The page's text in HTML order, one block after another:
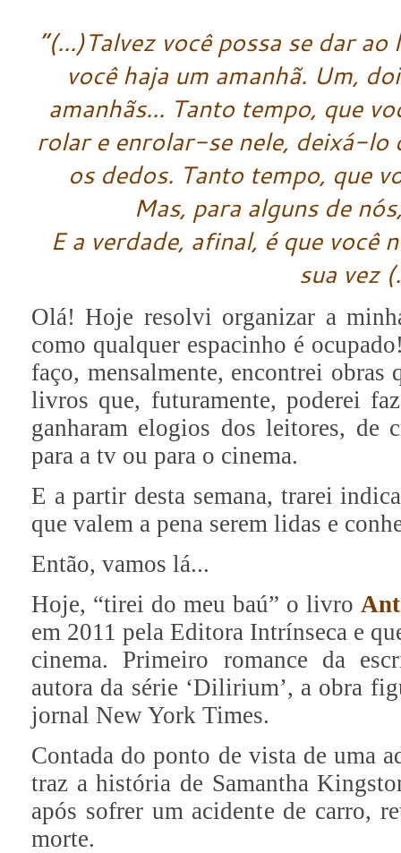
“(...)Talvez você possa se dar
você haja um amanhã. Um,
amanhãs... Tanto tempo, que
rolar e enrolar-se nele, deixá-lo
os dedos. Tanto tempo, que
Mas, para alguns de
E a verdade, afinal, é que você
sua vez
Olá! Hoje resolvi organizar a
como qualquer espacinho é
faço, mensalmente, encontrei
livros que, futuramente, poderei
ganharam elogios dos leitores, de
para a tv ou para o cinema.
E a partir desta semana, trarei
que valem a pena serem lidas e
Então, vamos lá...
Hoje, “tirei do meu baú” o livro
em 2011 pela Editora Intrínseca e
cinema. Primeiro romance da
autora da série ‘Dilirium’, a obra
jornal New York Times.
Contada do ponto de vista de uma
traz a história de Samantha
após sofrer um acidente de carro,
morte.